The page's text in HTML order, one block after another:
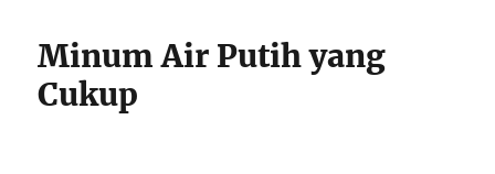
Minum Air Putih yang
Cukup